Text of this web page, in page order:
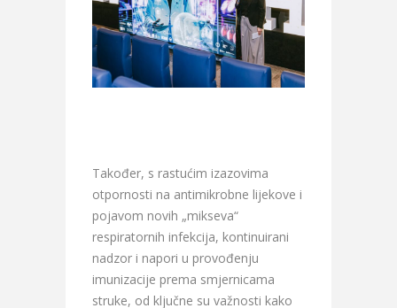
Također, s rastućim izazovima
otpornosti na antimikrobne lijekove i
pojavom novih „mikseva“
respiratornih infekcija, kontinuirani
nadzor i napori u provođenju
imunizacije prema smjernicama
struke, od ključne su važnosti kako